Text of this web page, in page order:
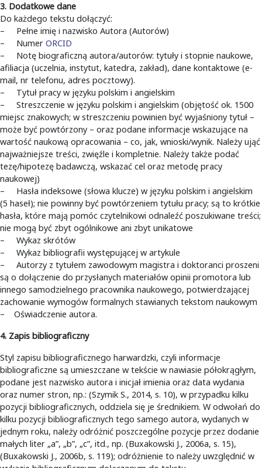
3. Dodatkowe dane
Do każdego tekstu dołączyć:
– Pełne imię i nazwisko Autora (Autorów)
– Numer ORCID
– Notę biograficzną autora/autorów: tytuły i stopnie naukowe,
afiliacja (uczelnia, instytut, katedra, zakład), dane kontaktowe (e-
mail, nr telefonu, adres pocztowy).
– Tytuł pracy w języku polskim i angielskim
– Streszczenie w języku polskim i angielskim (objętość ok. 1500
miejsc znakowych; w streszczeniu powinien być wyjaśniony tytuł –
może być powtórzony – oraz podane informacje wskazujące na
wartość naukową opracowania – co, jak, wnioski/wynik. Należy ująć
najważniejsze treści, zwięźle i kompletnie. Należy także podać
tezę/hipotezę badawczą, wskazać cel oraz metodę pracy
naukowej)
– Hasła indeksowe (słowa klucze) w języku polskim i angielskim
(5 haseł); nie powinny być powtórzeniem tytułu pracy; są to krótkie
hasła, które mają pomóc czytelnikowi odnaleźć poszukiwane treści;
nie mogą być zbyt ogólnikowe ani zbyt unikatowe
– Wykaz skrótów
– Wykaz bibliografii występującej w artykule
– Autorzy z tytułem zawodowym magistra i doktoranci proszeni
są o dołączenie do przysłanych materiałów opinii promotora lub
innego samodzielnego pracownika naukowego, potwierdzającej
zachowanie wymogów formalnych stawianych tekstom naukowym
– Oświadczenie autora.
4. Zapis bibliograficzny
Styl zapisu bibliograficznego harwardzki, czyli informacje
bibliograficzne są umieszczane w tekście w nawiasie półokrągłym,
podane jest nazwisko autora i inicjał imienia oraz data wydania
oraz numer stron, np.: (Szymik S., 2014, s. 10), w przypadku kilku
pozycji bibliograficznych, oddziela się je średnikiem. W odwołań do
kilku pozycji bibliograficznych tego samego autora, wydanych w
jednym roku, należy odróżnić poszczególne pozycje przez dodanie
małych liter „a”, „b”, „c”, itd., np. (Buxakowski J., 2006a, s. 15),
(Buxakowski J., 2006b, s. 119); odróżnienie to należy uwzględnić w